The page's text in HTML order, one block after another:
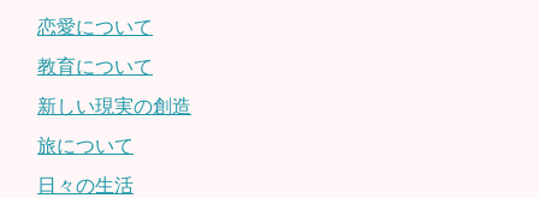
恋愛について
教育について
新しい現実の創造
旅について
日々の生活